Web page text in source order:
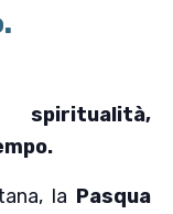
la Pasqua